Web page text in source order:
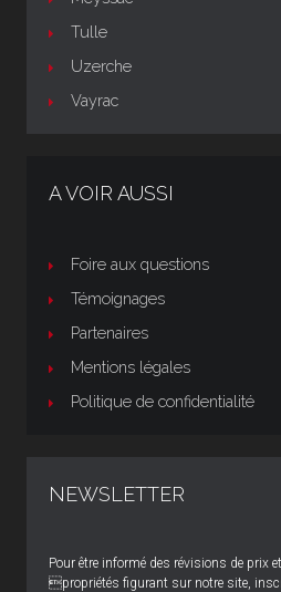
Tulle
Uzerche
Vayrac
A VOIR AUSSI
Foire aux questions
Témoignages
Partenaires
Mentions légales
Politique de confidentialité
NEWSLETTER
Pour être informé des révisions de prix
propriétés figurant sur notre site,